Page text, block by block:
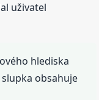
uživatel
hlediska
obsahuje